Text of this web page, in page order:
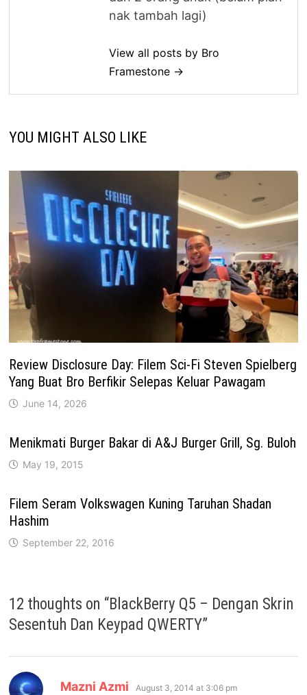
nak tambah lagi)
View all posts by Bro
Framestone →
YOU MIGHT ALSO LIKE
Review Disclosure Day: Filem Sci-Fi Steven Spielberg
Yang Buat Bro Berfikir Selepas Keluar Pawagam
June 14, 2026
Menikmati Burger Bakar di A&J Burger Grill, Sg. Buloh
May 19, 2015
Filem Seram Volkswagen Kuning Taruhan Shadan
Hashim
September 22, 2016
12 thoughts on “BlackBerry Q5 – Dengan Skrin
Sesentuh Dan Keypad QWERTY”
Mazni Azmi says:
August 3, 2014 at 3:06 pm